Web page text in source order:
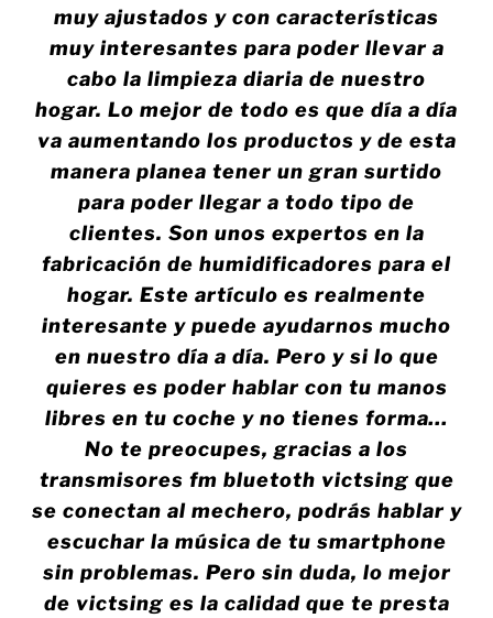
muy ajustados y con características
muy interesantes para poder llevar a
cabo la limpieza diaria de nuestro
hogar. Lo mejor de todo es que día a día
va aumentando los productos y de esta
manera planea tener un gran surtido
para poder llegar a todo tipo de
clientes. Son unos expertos en la
fabricación de humidificadores para el
hogar. Este artículo es realmente
interesante y puede ayudarnos mucho
en nuestro día a día. Pero y si lo que
quieres es poder hablar con tu manos
libres en tu coche y no tienes forma…
No te preocupes, gracias a los
transmisores fm bluetoth victsing que
se conectan al mechero, podrás hablar y
escuchar la música de tu smartphone
sin problemas. Pero sin duda, lo mejor
de victsing es la calidad que te presta